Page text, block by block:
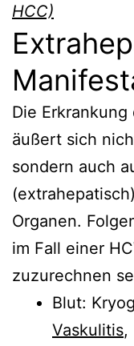
HCC)
Die
äußert sich
sondern auch
Organen.
im Fall einer
zuzurechnen
Blut:
Vaskulitis,